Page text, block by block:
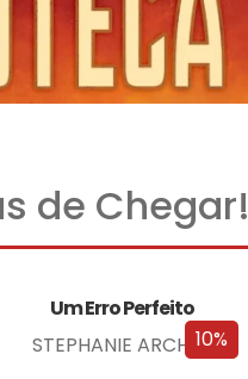
de Chegar!
10%
Um Erro Perfeito
STEPHANIE ARCHER